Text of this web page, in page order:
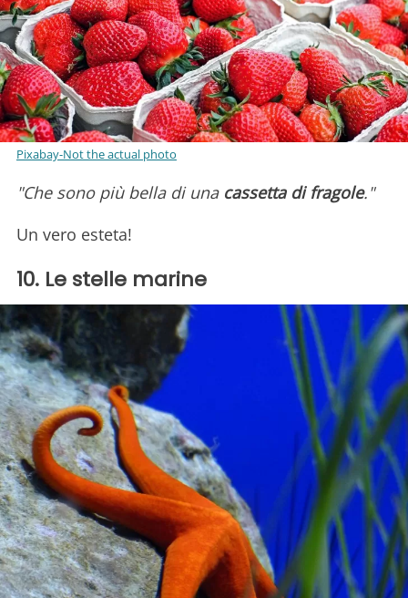
Pixabay-Not the actual photo
"Che sono più bella di una cassetta di fragole."
Un vero esteta!
10. Le stelle marine